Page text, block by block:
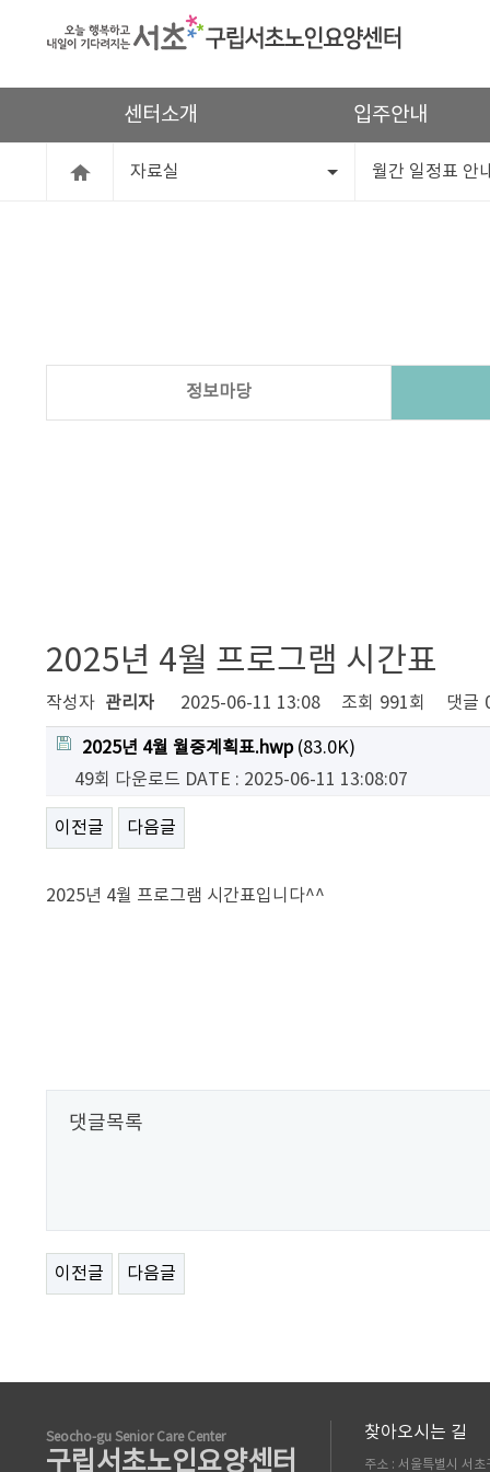
센터소개 입주안내
자료실 월간 일정표 안
정보마당
2025년 4월 프로그램 시간표
작성자 관리자 2025-06-11 13:08 조회 991회 댓글
2025년 4월 월중계획표.hwp(83.0K)
49회 다운로드 DATE : 2025-06-11 13:08:07
이전글 다음글
2025년 4월 프로그램 시간표입니다^^
댓글목록
이전글 다음글
Seocho-gu Senior Care Center
구립서초노인요양센터
찾아오시는 길
주소 : 서울특별시